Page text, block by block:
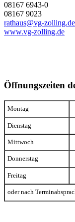
08167 6943-0
08167 9023
rathaus@vg-zolling.de
www.vg-zolling.de
Öffnungszeiten
Montag
Dienstag
Mittwoch
Donnerstag
Freitag
oder nach